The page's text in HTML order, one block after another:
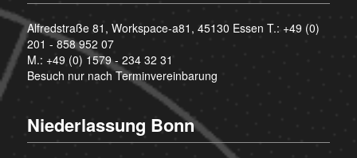
Alfredstraße 81, Workspace-a81, 45130 Essen T.: +49 (0)
201 - 858 952 07
M.: +49 (0) 1579 - 234 32 31
Besuch nur nach Terminvereinbarung
Niederlassung Bonn